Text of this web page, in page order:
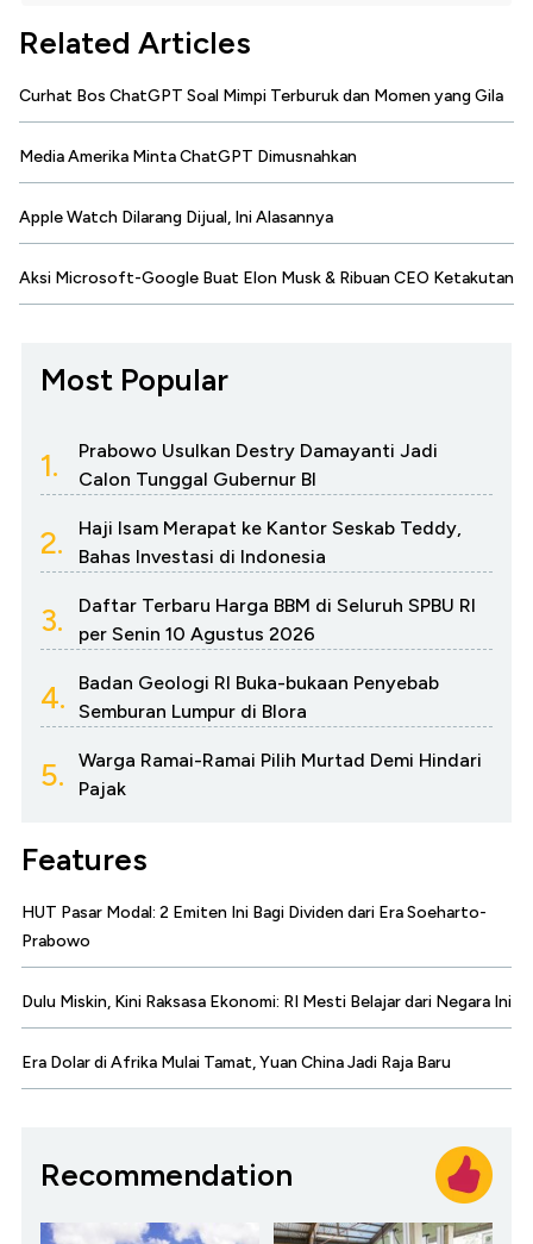
Related Articles
Curhat Bos ChatGPT Soal Mimpi Terburuk dan Momen yang Gila
Media Amerika Minta ChatGPT Dimusnahkan
Apple Watch Dilarang Dijual, Ini Alasannya
Aksi Microsoft-Google Buat Elon Musk & Ribuan CEO Ketakutan
Most Popular
1.
Prabowo Usulkan Destry Damayanti Jadi
Calon Tunggal Gubernur BI
2.
Haji Isam Merapat ke Kantor Seskab Teddy,
Bahas Investasi di Indonesia
3.
Daftar Terbaru Harga BBM di Seluruh SPBU RI
per Senin 10 Agustus 2026
4.
Badan Geologi RI Buka-bukaan Penyebab
Semburan Lumpur di Blora
5.
Warga Ramai-Ramai Pilih Murtad Demi Hindari
Pajak
Features
HUT Pasar Modal: 2 Emiten Ini Bagi Dividen dari Era Soeharto-
Prabowo
Dulu Miskin, Kini Raksasa Ekonomi: RI Mesti Belajar dari Negara Ini
Era Dolar di Afrika Mulai Tamat, Yuan China Jadi Raja Baru
Recommendation